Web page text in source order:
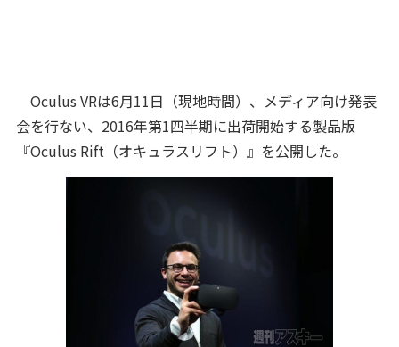
Oculus VRは6月11日（現地時間）、メディア向け発表
会を行ない、2016年第1四半期に出荷開始する製品版
『Oculus Rift（オキュラスリフト）』を公開した。